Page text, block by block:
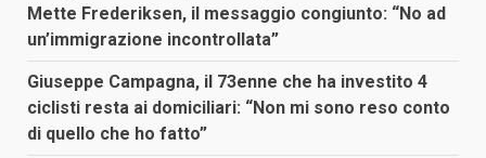
Mette Frederiksen, il messaggio congiunto: “No ad
un’immigrazione incontrollata”
Giuseppe Campagna, il 73enne che ha investito 4
ciclisti resta ai domiciliari: “Non mi sono reso conto
di quello che ho fatto”